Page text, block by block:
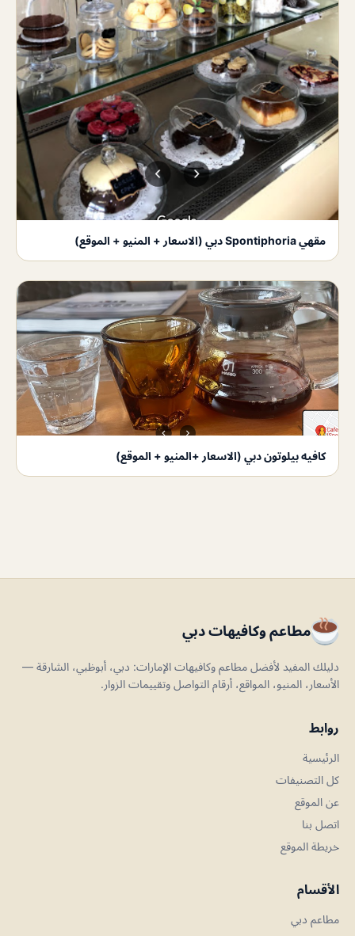
مقهي Spontiphoria دبي (الاسعار + المنيو + الموقع)
كافيه بيلوتون دبي (الاسعار +المنيو + الموقع)
مطاعم وكافيهات دبي
دليلك المفيد لأفضل مطاعم وكافيهات الإمارات: دبي، أبوظبي، الشارقة —
الأسعار، المنيو، المواقع، أرقام التواصل وتقييمات الزوار.
روابط
الرئيسية
كل التصنيفات
عن الموقع
اتصل بنا
خريطة الموقع
الأقسام
مطاعم دبي